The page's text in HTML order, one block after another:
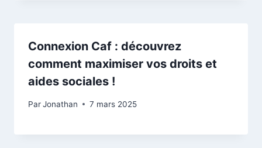
Connexion Caf : découvrez
comment maximiser vos droits et
aides sociales !
ParJonathan 7 mars 2025